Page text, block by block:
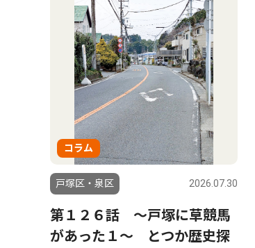
コラム
戸塚区・泉区 2026.07.30
第１２６話 〜戸塚に草競馬
があった１〜 とつか歴史探